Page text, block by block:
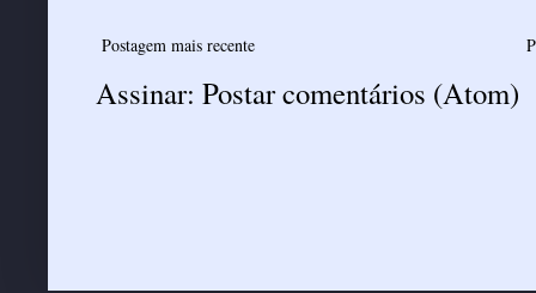
Postagem mais recente
Assinar: Postar comentários (Atom)